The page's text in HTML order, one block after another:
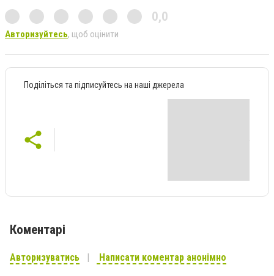
0,0
Авторизуйтесь, щоб оцінити
Поділіться та підписуйтесь на наші джерела
Коментарі
Авторизуватись Написати коментар анонімно